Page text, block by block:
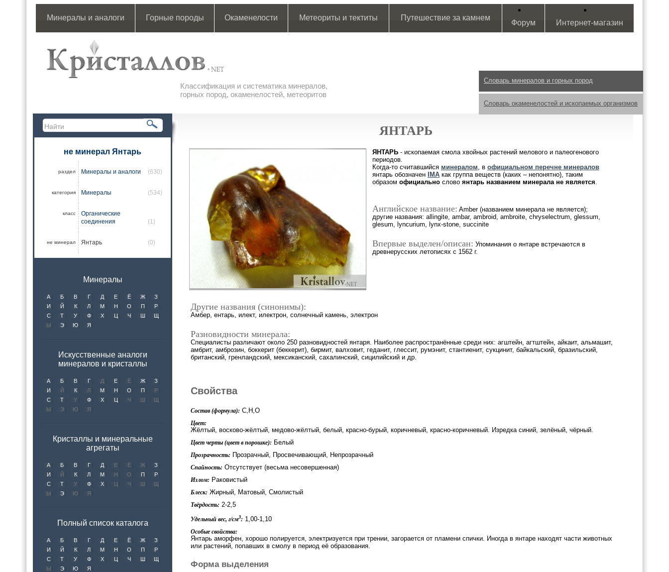
Минералы и аналоги Горные породы Окаменелости Метеориты и тектиты Путешествие за камнем
Форум Интернет-магазин
Классификация и систематика минералов,
горных пород, окаменелостей, метеоритов
Словарь минералов и горных пород
Словарь окаменелостей и ископаемых организмов
не минерал Янтарь
раздел Минералы и аналоги (630)
категория Минералы (534)
класс
Органические
соединения
(1)
не минерал Янтарь (0)
Минералы
А Б В Г Д Е Ё Ж
З
И
Й К Л М Н О П
Р
С
Т У Ф Х Ц Ч Ш
Щ
Ы
Э Ю Я
Искусственные аналоги
минералов и кристаллы
А Б В Г Д Е Ё Ж
З
И
Й К Л М Н О П
Р
С
Т У Ф Х Ц Ч Ш
Щ
Ы
Э Ю Я
Кристаллы и минеральные
агрегаты
А Б В Г Д Е Ё Ж
З
И
Й К Л М Н О П
Р
С
Т У Ф Х Ц Ч Ш
Щ
Ы
Э Ю Я
Полный список каталога
А Б В Г Д Е Ё Ж
З
И
Й К Л М Н О П
Р
С
Т У Ф Х Ц Ч Ш
Щ
Ы
Э Ю Я
ЯНТАРЬ
ЯНТАРЬ - ископаемая смола хвойных растений мелового и палеогенового
периодов.
Когда-то считавшийся минералом, в официальном перечне минералов
янтарь обозначен
IMA как группа веществ (каких – непонятно), таким
образом официально слово янтарь названием минерала не является.
Английское название: Amber (названием минерала не является);
другие названия: allingite, ambar, ambroid, ambroite, chryselectrum, glessum,
glesum, lyncurium, lynx-stone, succinite
Впервые выделен/описан: Упоминания о янтаре встречаются в
древнерусских летописях с 1562 г.
Другие названия (синонимы):
Амбер, ентарь, илект, илектрон, солнечный камень, электрон
Разновидности минерала:
Специалисты различают около 250 разновидностей янтаря. Наиболее распространённые среди них: агштейн, агтштейн, айкаит, альмашит,
амбрит, амброзин, боккерит (беккерит), бирмит, валховит, геданит, глессит, румэнит, стантиенит, сукцинит, байкальский, бразильский,
британский, гренландский, мексиканский, сахалинский, сицилийский и др.
Свойства
Состав (формула): C,H,O
Цвет:
Жёлтый, восково-жёлтый, медово-жёлтый, белый, красно-бурый, коричневый, красно-коричневый. Изредка синий, зелёный, чёрный.
Цвет черты (цвет в порошке): Белый
Прозрачность: Прозрачный, Просвечивающий, Непрозрачный
Спайность: Отсутствует (весьма несовершенная)
Излом: Раковистый
Блеск: Жирный, Матовый, Смолистый
Твёрдость: 2-2,5
Удельный вес, г/см3: 1,00-1,10
Особые свойства:
Янтарь аморфен, хорошо полируется, электризуется при трении, загорается от пламени спички. Иногда в янтаре находят части животных
или растений, попавших в смолу в период её образования.
Форма выделения